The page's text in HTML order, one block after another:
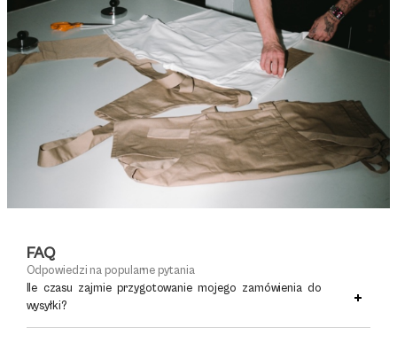
FAQ
Odpowiedzi na popularne pytania
Ile czasu zajmie przygotowanie mojego zamówienia do
wysyłki?